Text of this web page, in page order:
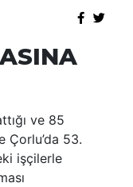
ve 85
Çorlu’da 53.
işçilerle